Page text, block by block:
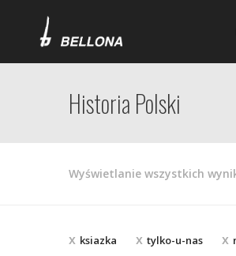
Historia Polski
Wyświetlanie wszystkich
ksiazka tylko-u-nas